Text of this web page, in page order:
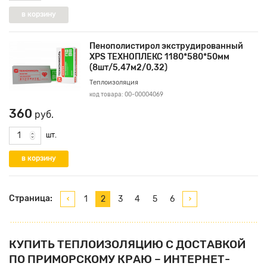
Пенополистирол экструдированный
XPS ТЕХНОПЛЕКС 1180*580*50мм
(8шт/5,47м2/0,32)
Теплоизоляция
код товара: 00-00004069
360 руб.
шт.
Страница: 1 2 3 4 5 6
КУПИТЬ ТЕПЛОИЗОЛЯЦИЮ С ДОСТАВКОЙ
ПО ПРИМОРСКОМУ КРАЮ – ИНТЕРНЕТ-